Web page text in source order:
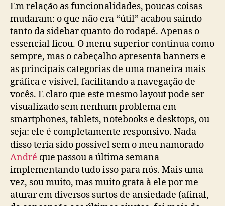
Em relação as funcionalidades, poucas coisas
mudaram: o que não era “útil” acabou saindo
tanto da sidebar quanto do rodapé. Apenas o
essencial ficou. O menu superior continua como
sempre, mas o cabeçalho apresenta banners e
as principais categorias de uma maneira mais
gráfica e visível, facilitando a navegação de
vocês. E claro que este mesmo layout pode ser
visualizado sem nenhum problema em
smartphones, tablets, notebooks e desktops, ou
seja: ele é completamente responsivo. Nada
disso teria sido possível sem o meu namorado
André que passou a última semana
implementando tudo isso para nós. Mais uma
vez, sou muito, mas muito grata à ele por me
aturar em diversos surtos de ansiedade (afinal,